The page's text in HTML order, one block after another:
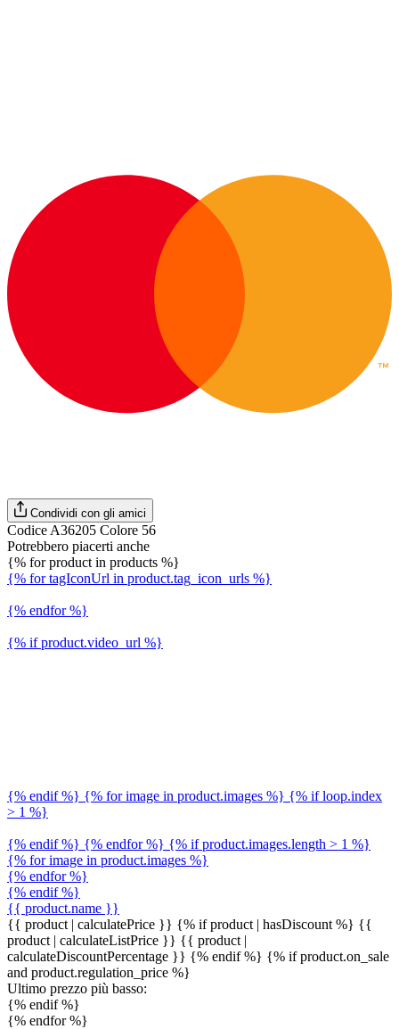
Condividi con gli amici
Codice A36205 Colore 56
Potrebbero piacerti anche
{% for product in products %}
{% for tagIconUrl in product.tag_icon_urls %}
{% endfor %}
{% if product.video_url %}
{% endif %} {% for image in product.images %} {% if loop.index
> 1 %}
{% endif %} {% endfor %} {% if product.images.length > 1 %}
{% for image in product.images %}
{% endfor %}
{% endif %}
{{ product.name }}
{{ product | calculatePrice }} {% if product | hasDiscount %} {{
product | calculateListPrice }} {{ product |
calculateDiscountPercentage }} {% endif %} {% if product.on_sale
and product.regulation_price %}
Ultimo prezzo più basso:
{% endif %}
{% endfor %}